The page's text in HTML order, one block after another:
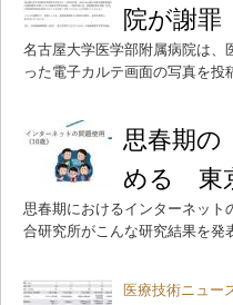
院が謝罪
名古屋大学医学部附属病院は、
った電子カルテ画面の写真を投
思春期の
める 東
思春期におけるインターネッ
合研究所がこんな研究結果を発
医療技術ニュー